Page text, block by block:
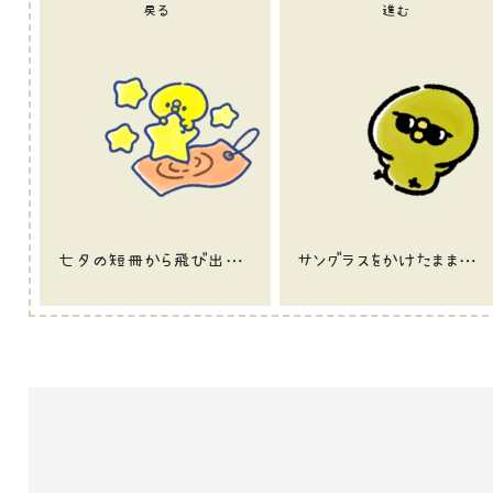
戻る
七夕の短冊から飛び出すひよこのイラスト
進む
サングラスをかけたまま日焼けしているひよこ